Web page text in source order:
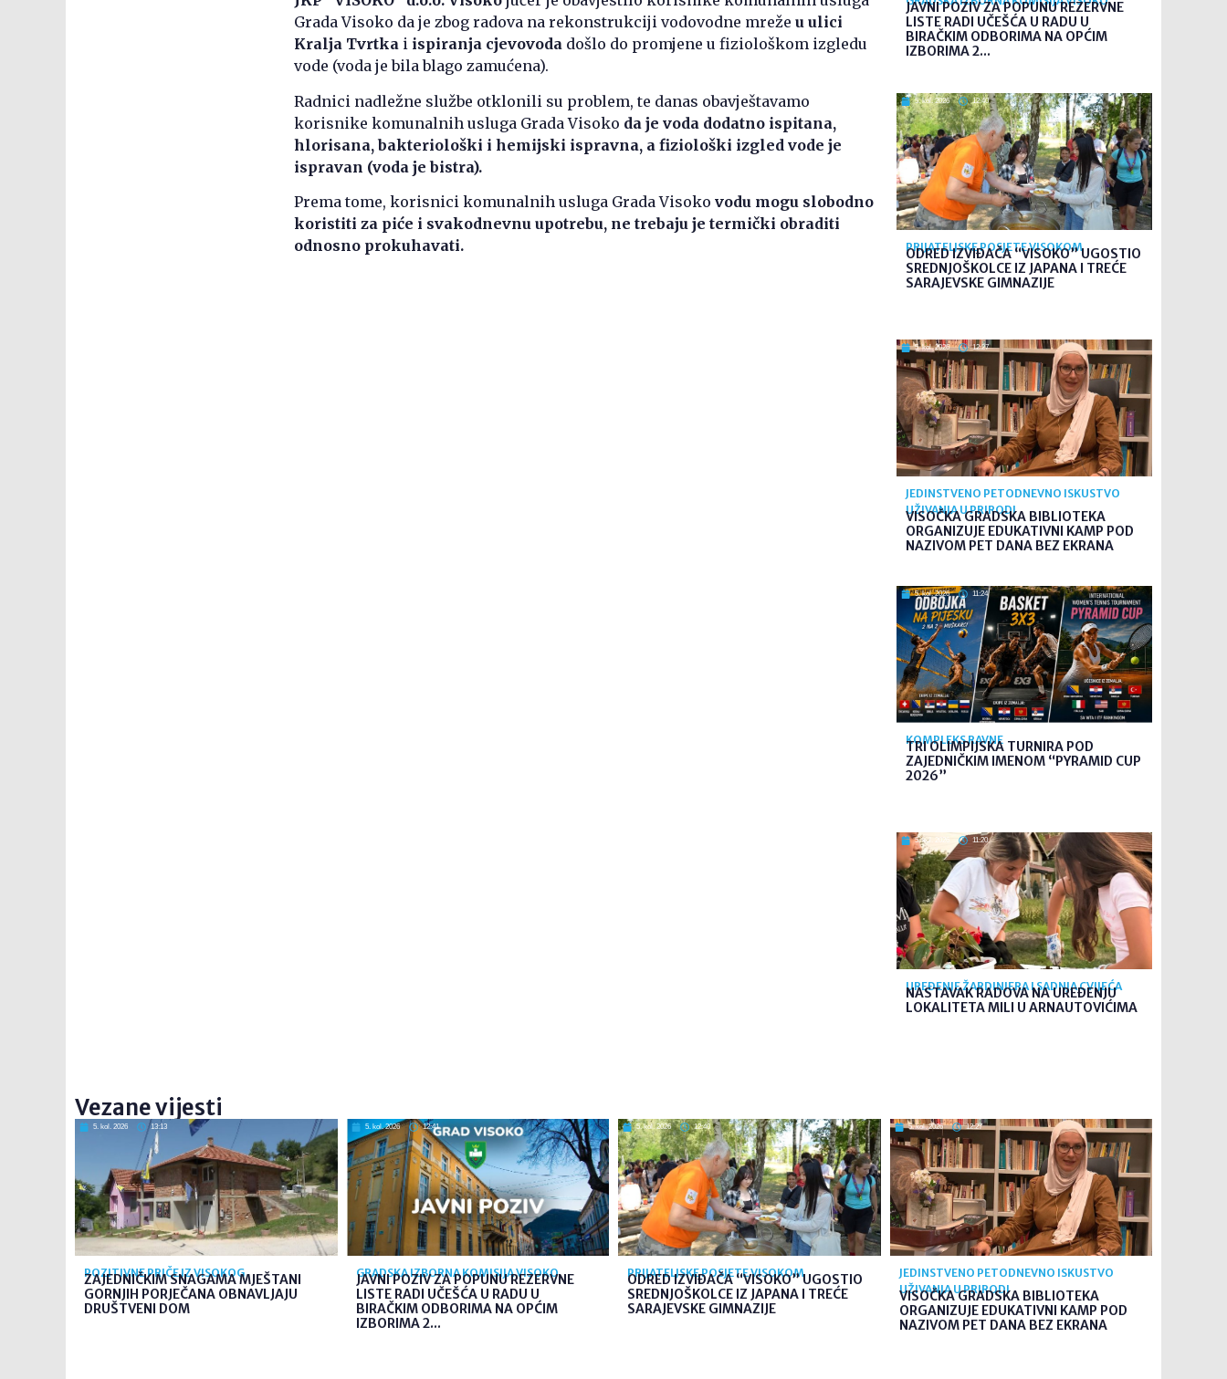
Grada Visoko da je zbog radova na rekonstrukciji vodovodne mreže u ulici
Kralja Tvrtka i ispiranja cjevovoda došlo do promjene u fiziološkom izgledu
vode (voda je bila blago zamućena).
Radnici nadležne službe otklonili su problem, te danas obavještavamo
korisnike komunalnih usluga Grada Visoko da je voda dodatno ispitana,
hlorisana, bakteriološki i hemijski ispravna, a fiziološki izgled vode je
ispravan (voda je bistra).
Prema tome, korisnici komunalnih usluga Grada Visoko vodu mogu slobodno
koristiti za piće i svakodnevnu upotrebu, ne trebaju je termički obraditi
odnosno prokuhavati.
JAVNI POZIV ZA POPUNU REZERVNE
LISTE RADI UČEŠĆA U RADU U
BIRAČKIM ODBORIMA NA OPĆIM
IZBORIMA 2...
5. kol. 2026 12:40
PRIJATELJSKE POSJETE VISOKOM
ODRED IZVIĐAČA “VISOKO” UGOSTIO
SREDNJOŠKOLCE IZ JAPANA I TREĆE
SARAJEVSKE GIMNAZIJE
5. kol. 2026 12:27
JEDINSTVENO PETODNEVNO ISKUSTVO
UŽIVANJA U PRIRODI
VISOČKA GRADSKA BIBLIOTEKA
ORGANIZUJE EDUKATIVNI KAMP POD
NAZIVOM PET DANA BEZ EKRANA
5. kol. 2026 11:24
KOMPLEKS RAVNE
TRI OLIMPIJSKA TURNIRA POD
ZAJEDNIČKIM IMENOM “PYRAMID CUP
2026”
5. kol. 2026 11:20
UREĐENJE ŽARDINJERA I SADNJA CVIJEĆA
NASTAVAK RADOVA NA UREĐENJU
LOKALITETA MILI U ARNAUTOVIĆIMA
Vezane vijesti
5. kol. 2026 13:13
POZITIVNE PRIČE IZ VISOKOG
ZAJEDNIČKIM SNAGAMA MJEŠTANI
GORNJIH PORJEČANA OBNAVLJAJU
DRUŠTVENI DOM
5. kol. 2026 12:41
GRADSKA IZBORNA KOMISIJA VISOKO
JAVNI POZIV ZA POPUNU REZERVNE
LISTE RADI UČEŠĆA U RADU U
BIRAČKIM ODBORIMA NA OPĆIM
IZBORIMA 2...
5. kol. 2026 12:40
PRIJATELJSKE POSJETE VISOKOM
ODRED IZVIĐAČA “VISOKO” UGOSTIO
SREDNJOŠKOLCE IZ JAPANA I TREĆE
SARAJEVSKE GIMNAZIJE
5. kol. 2026 12:27
JEDINSTVENO PETODNEVNO ISKUSTVO
UŽIVANJA U PRIRODI
VISOČKA GRADSKA BIBLIOTEKA
ORGANIZUJE EDUKATIVNI KAMP POD
NAZIVOM PET DANA BEZ EKRANA